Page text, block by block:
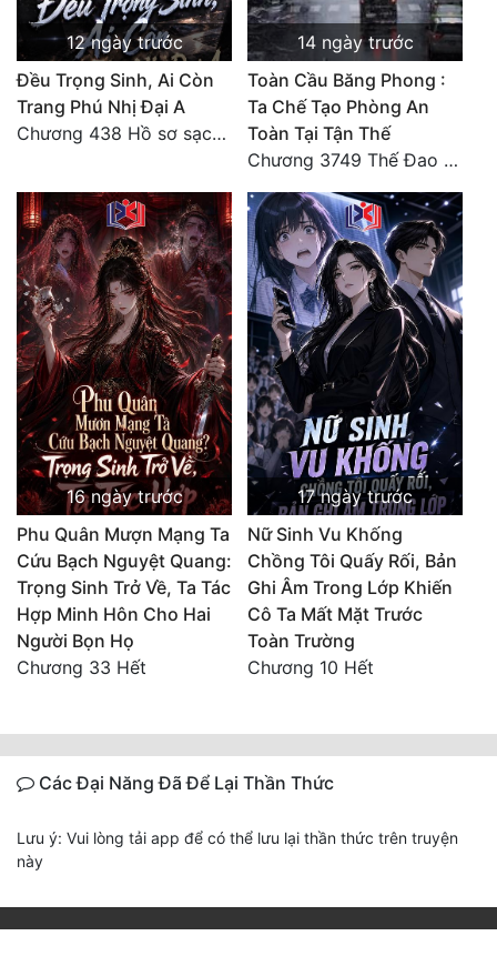
12 ngày trước
Đều Trọng Sinh, Ai Còn
Trang Phú Nhị Đại A
Chương 438 Hồ sơ sạch sẽ và lời cảnh cáo từ nhiều phía điều tra (2/2)
14 ngày trước
Toàn Cầu Băng Phong :
Ta Chế Tạo Phòng An
Toàn Tại Tận Thế
Chương 3749 Thế Đao xuất kích
16 ngày trước
Phu Quân Mượn Mạng Ta
Cứu Bạch Nguyệt Quang:
Trọng Sinh Trở Về, Ta Tác
Hợp Minh Hôn Cho Hai
Người Bọn Họ
Chương 33 Hết
17 ngày trước
Nữ Sinh Vu Khống
Chồng Tôi Quấy Rối, Bản
Ghi Âm Trong Lớp Khiến
Cô Ta Mất Mặt Trước
Toàn Trường
Chương 10 Hết
Các Đại Năng Đã Để Lại Thần Thức
Lưu ý: Vui lòng tải app để có thể lưu lại thần thức trên truyện
này